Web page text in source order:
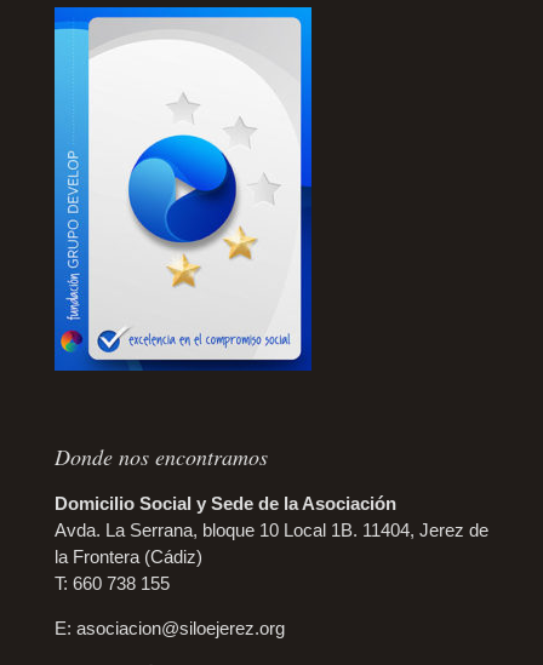
Donde nos encontramos
Domicilio Social y Sede de la Asociación
Avda. La Serrana, bloque 10 Local 1B. 11404, Jerez de
la Frontera (Cádiz)
T: 660 738 155
E: asociacion@siloejerez.org